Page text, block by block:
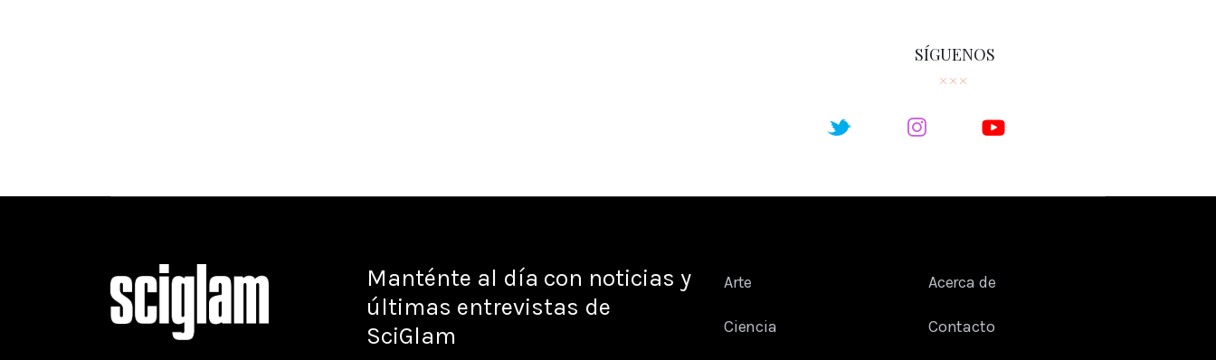
SÍGUENOS
Manténte al día con noticias y
últimas entrevistas de
SciGlam
Arte
Ciencia
Acerca de
Contacto